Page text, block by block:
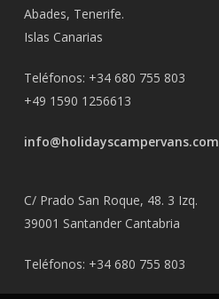
Abades, Tenerife.
Islas Canarias
Teléfonos: ‭+34 680 755 803‬
+49 1590 1256613
info@holidayscampervans.com
C/ Prado San Roque, 48. 3 Izq.
39001 Santander Cantabria
Teléfonos: ‭+34 680 755 803‬